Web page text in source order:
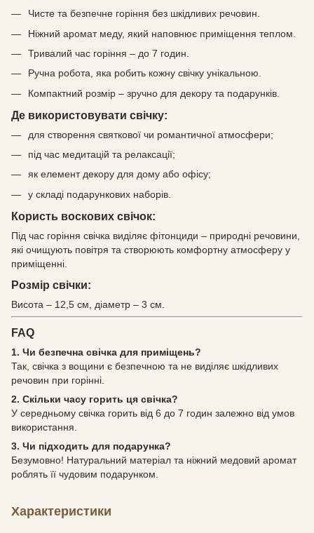
Чисте та безпечне горіння без шкідливих речовин.
Ніжний аромат меду, який наповнює приміщення теплом.
Тривалий час горіння – до 7 годин.
Ручна робота, яка робить кожну свічку унікальною.
Компактний розмір – зручно для декору та подарунків.
Де використовувати свічку:
для створення святкової чи романтичної атмосфери;
під час медитацій та релаксації;
як елемент декору для дому або офісу;
у складі подарункових наборів.
Користь воскових свічок:
Під час горіння свічка виділяє фітонциди – природні речовини,
які очищують повітря та створюють комфортну атмосферу у
приміщенні.
Розмір свічки:
Висота – 12,5 см, діаметр – 3 см.
FAQ
1. Чи безпечна свічка для приміщень?
Так, свічка з вощини є безпечною та не виділяє шкідливих
речовин при горінні.
2. Скільки часу горить ця свічка?
У середньому свічка горить від 6 до 7 годин залежно від умов
використання.
3. Чи підходить для подарунка?
Безумовно! Натуральний матеріал та ніжний медовий аромат
роблять її чудовим подарунком.
Характеристики